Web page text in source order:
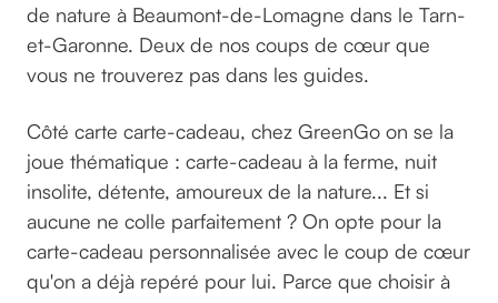
de nature à Beaumont-de-Lomagne dans le Tarn-
et-Garonne. Deux de nos coups de cœur que
vous ne trouverez pas dans les guides.
Côté carte carte-cadeau, chez GreenGo on se la
joue thématique : carte-cadeau à la ferme, nuit
insolite, détente, amoureux de la nature... Et si
aucune ne colle parfaitement ? On opte pour la
carte-cadeau personnalisée avec le coup de cœur
qu'on a déjà repéré pour lui. Parce que choisir à